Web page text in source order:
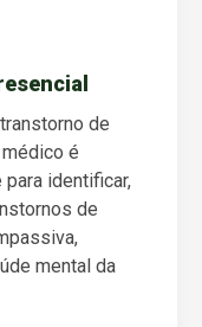
de
é
identificar,
de
mental da